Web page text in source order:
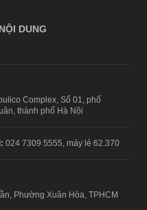
DUNG
Complex, Số 01, phố
thành phố Hà Nội
024 7309 5555, máy lẻ 62.370
Phường Xuân Hòa, TPHCM